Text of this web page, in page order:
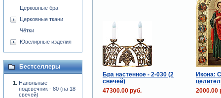
Бра настенное - 2-030 (2
свечей)
Икона:
47300.00 руб.
2000.00
Церковные бра
Церковные ткани
Чётки
Ювелирные изделия
Бестселлеры
Напольные
подсвечник - 80 (на 18
свечей)